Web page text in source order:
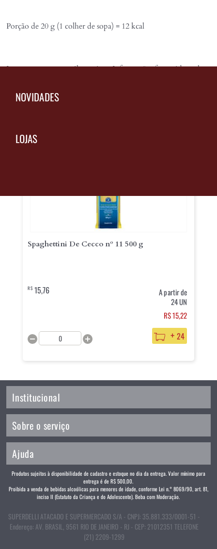
NOVIDADES
LOJAS
Porção de 20 g (1 colher de sopa) = 12 kcal
Imagens meramente ilustrativas. Informações fornecidas pelo
Spaghettini De Cecco nº 11 500 g
R$15,76
A partir de
24 UN
R$ 15,22
+24
Institucional
Sobre o serviço
Ajuda
Produtos sujeitos à disponibilidade de cadastro e estoque no dia da entrega. Valor mínimo para
entrega é de R$ 500,00.
Proibida a venda de bebidas alcoólicas para menores de idade, conforme Lei n.° 8069/90, art. 81,
inciso II (Estatuto da Criança e do Adolescente). Beba com Moderação.
SUPERDELLI ATACADO E SUPERMERCADO S/A - CNPJ: 35.881.333/0001-51 -
Endereço: AV. BRASIL, 9561 RIO DE JANEIRO - RJ - CEP: 21012351 TELEFONE
(21) 2209-1299